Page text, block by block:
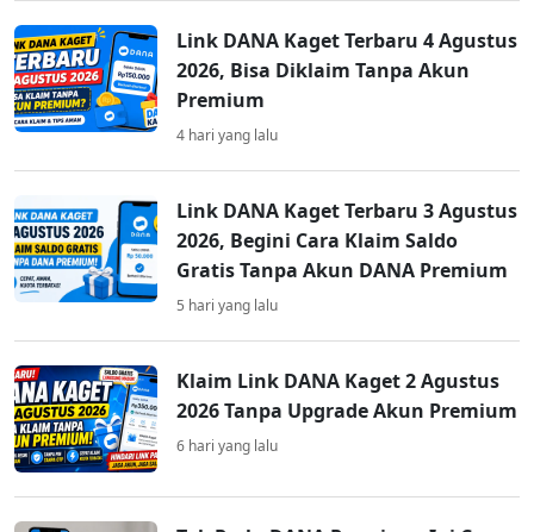
Link DANA Kaget Terbaru 4 Agustus
2026, Bisa Diklaim Tanpa Akun
Premium
4 hari yang lalu
Link DANA Kaget Terbaru 3 Agustus
2026, Begini Cara Klaim Saldo
Gratis Tanpa Akun DANA Premium
5 hari yang lalu
Klaim Link DANA Kaget 2 Agustus
2026 Tanpa Upgrade Akun Premium
6 hari yang lalu